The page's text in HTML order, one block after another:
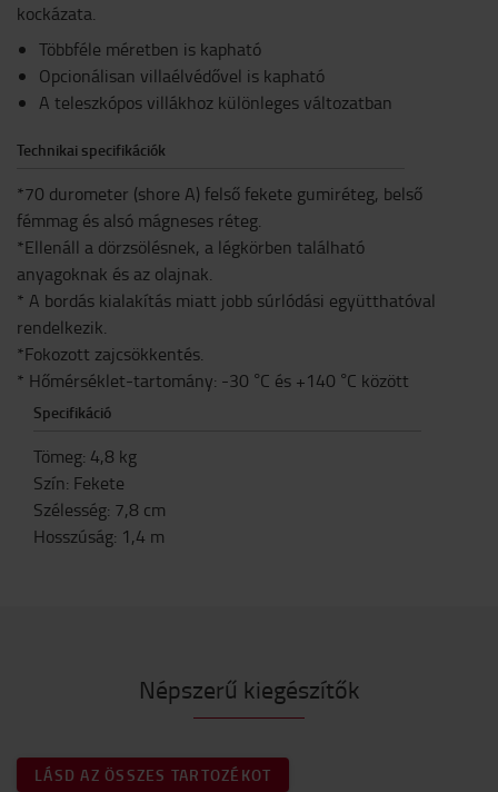
kockázata.
Többféle méretben is kapható
Opcionálisan villaélvédővel is kapható
A teleszkópos villákhoz különleges változatban
Technikai specifikációk
*70 durometer (shore A) felső fekete gumiréteg, belső
fémmag és alsó mágneses réteg.
*Ellenáll a dörzsölésnek, a légkörben található
anyagoknak és az olajnak.
* A bordás kialakítás miatt jobb súrlódási együtthatóval
rendelkezik.
*Fokozott zajcsökkentés.
* Hőmérséklet-tartomány: -30 °C és +140 °C között
Specifikáció
Tömeg: 4,8 kg
Szín: Fekete
Szélesség: 7,8 cm
Hosszúság: 1,4 m
Népszerű kiegészítők
LÁSD AZ ÖSSZES TARTOZÉKOT